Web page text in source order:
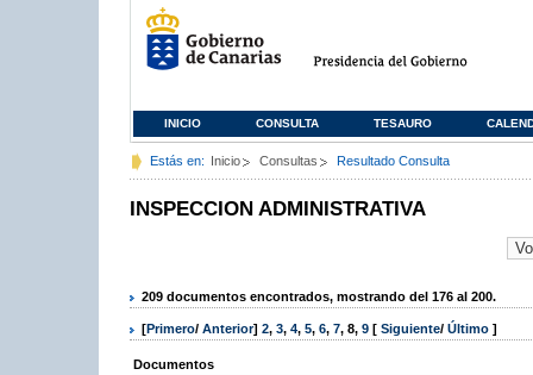
INICIO CONSULTA TESAURO
Estás en: Inicio Consultas Resultado Consulta
INSPECCION ADMINISTRATIVA
209 documentos encontrados, mostrando del 176 al 200.
[Primero/ Anterior] 2, 3, 4, 5, 6, 7, 8, 9 [ Siguiente/ Último ]
Documentos